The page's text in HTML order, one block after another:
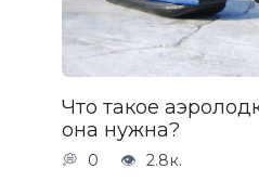
Что такое
она нужна?
0 2.8к.